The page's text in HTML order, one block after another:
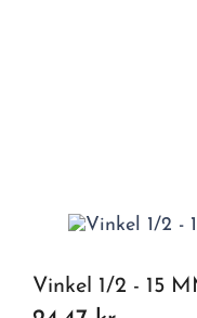
Vinkel 1/2 - 15